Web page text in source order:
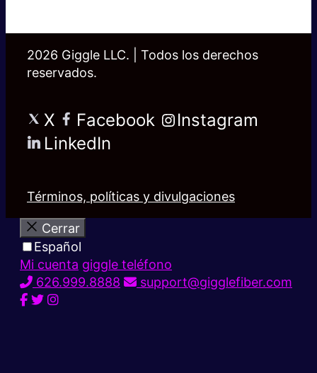
2026 Giggle LLC. | Todos los derechos
reservados.
X Facebook
Instagram
LinkedIn
Términos, políticas y divulgaciones
Cerrar
Español
Mi cuenta giggle teléfono
626.999.8888
support@gigglefiber.com